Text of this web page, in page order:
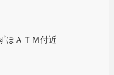
ほＡＴＭ付近